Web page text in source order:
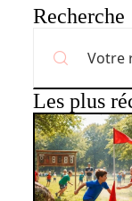
Recherche
Les plus